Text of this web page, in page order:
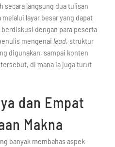
secara langsung dua tulisan
layar besar yang dapat
dengan para peserta
mengenai lead, struktur
digunakan, sampai konten
di mana ia juga turut
dan Empat
Makna
banyak membahas aspek